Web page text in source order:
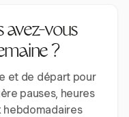
avez-vous
?
et de départ pour
pauses, heures
hebdomadaires